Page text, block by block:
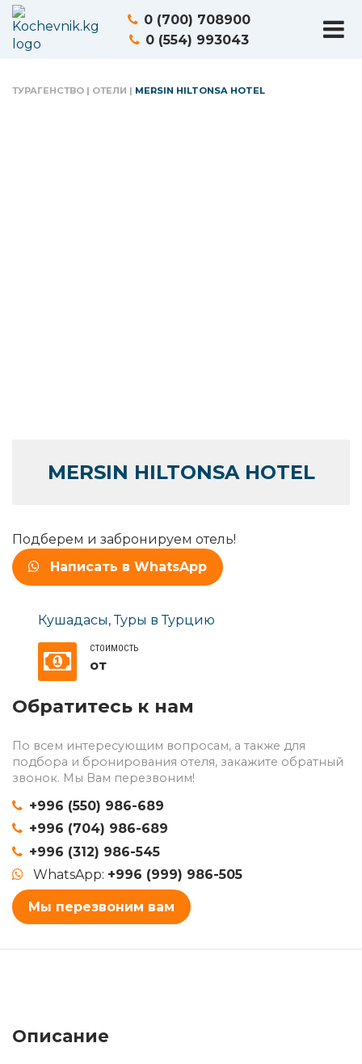
0 (700) 708900
0 (554) 993043
ТУРАГЕНСТВО | ОТЕЛИ | MERSIN HILTONSA HOTEL
MERSIN HILTONSA HOTEL
Подберем и забронируем отель!
Написать в WhatsApp
Кушадасы,Туры в Турцию
СТОИМОСТЬ
от
Обратитесь к нам
По всем интересующим вопросам, а также для
подбора и бронирования отеля, закажите обратный
звонок. Мы Вам перезвоним!
+996 (550) 986-689
+996 (704) 986-689
+996 (312) 986-545
WhatsApp: +996 (999) 986-505
Мы перезвоним вам
Описание